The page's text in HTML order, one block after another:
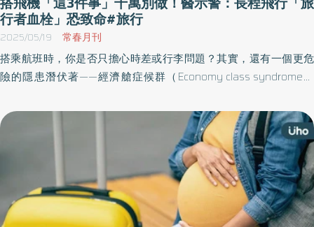
行者血栓」恐致命#旅行
2025/05/19 常春月刊
搭乘航班時，你是否只擔心時差或行李問題？其實，還有一個更危
險的隱患潛伏著——經濟艙症候群（Economy class syndrome，
之為經濟艙症候群；其實，這種情況也可能發生在搭乘長途巴士、
公共汽車或火車等。